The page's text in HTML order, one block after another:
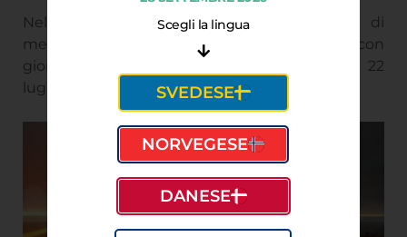
Nella “Capitale della Lapponia”, il sole di
mezzanotte
splende per oltre due mesi
, con
giornate di luce completa dal 20 maggio al 22
luglio.
Scegli la lingua
SVEDESE
NORVEGESE
DANESE